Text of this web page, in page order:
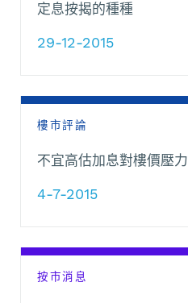
定息按揭的種種
29-12-2015
樓市評論
不宜高估加息對樓價壓力
4-7-2015
按市消息